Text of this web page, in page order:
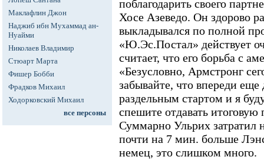
Маклафлин Джон
Наджиб ибн Мухаммад ан-
Нуайми
Николаев Владимир
Стюарт Марта
Фишер Бобби
Фрадков Михаил
Ходорковский Михаил
все персоны
поблагодарить своего
Хосе Азеведо. Он здорово
выкладывался по полной
«Ю.Эс.Постал» действует
считает, что его борьба с
«Безусловно, Армстронг
забывайте, что впереди
раздельным стартом и я
спешите отдавать
Суммарно Ульрих
почти на 7 мин. больше
немец, это слишком много.